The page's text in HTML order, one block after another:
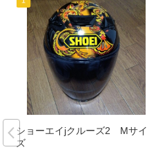
ショーエイjクルーズ2 Mサイ
ズ